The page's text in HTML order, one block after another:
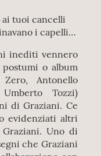
ai tuoi cancelli
i capelli…
inediti vennero
o album
Antonello
Tozzi)
di Graziani. Ce
evidenziati altri
Uno di
che Graziani